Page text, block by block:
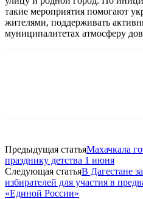
такие мероприятия помогают
жителями, поддерживать
муниципалитетах атмосферу
Предыдущая статьяМахачкала
празднику детства 1 июня
Следующая статьяВ Дагестане
избирателей для участия в
«Единой России»